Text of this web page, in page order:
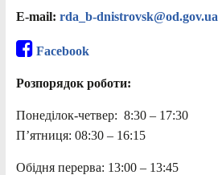
E-mail: rda_b-dnistrovsk@od.gov.ua
Facebook
Розпорядок роботи:
Понеділок-четвер: 8:30 – 17:30
П’ятниця: 08:30 – 16:15
Обідня перерва: 13:00 – 13:45